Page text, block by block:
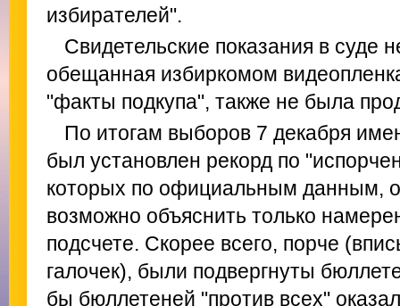
избирателей".
Свидетельские показания в суде
обещанная избиркомом
"факты подкупа", также не была
По итогам выборов 7 декабря
был установлен рекорд по
которых по официальным данным,
возможно объяснить только
подсчете. Скорее всего, порче
галочек), были подвергнуты
бы бюллетеней "против всех"